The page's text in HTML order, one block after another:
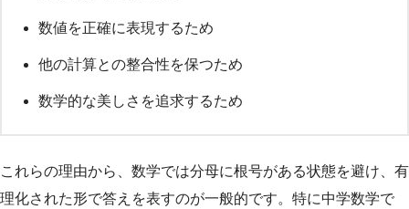
数値を正確に表現するため
他の計算との整合性を保つため
数学的な美しさを追求するため
これらの理由から、数学では分母に根号がある状態を避け、有
理化された形で答えを表すのが一般的です。特に中学数学で